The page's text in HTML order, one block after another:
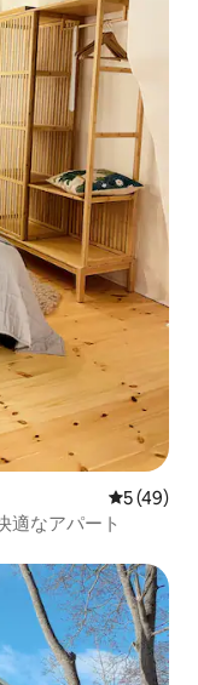
レビュー
5 (49)
適なアパート